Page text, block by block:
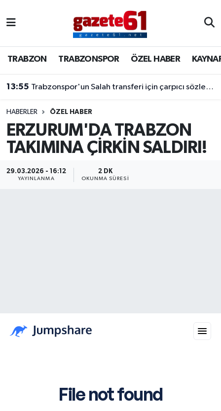
TRABZON TRABZONSPOR ÖZEL HABER
13:55 Trabzonspor'un Salah transferi için çarpıcı sözler! "Bu dünyaya bir mesajdır"
HABERLER ÖZEL HABER
ERZURUM'DA TRABZON
TAKIMINA ÇİRKİN SALDIRI!
29.03.2026 - 16:12
YAYINLANMA
2 DK
OKUNMA SÜRESI
TRABZONSPOR
ÖZEL HABER
KAYNAR KAZAN
SİYASET
Trabzon Nöbetçi Eczaneler
Trabzon Hava Durumu
Trabzon Namaz Vakitleri
Trabzon Trafik Yoğunluk Haritası
Süper Lig Puan Durumu ve Fikstür